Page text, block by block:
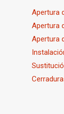
Apertura
Apertura
Apertura